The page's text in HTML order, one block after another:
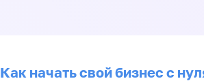
Как начать свой бизнес с